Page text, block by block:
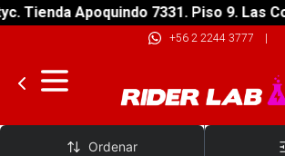
Apoquindo 7331. Piso 9. Las Condes
+56 2 2244 3777 |
National Geographic
Ordenar